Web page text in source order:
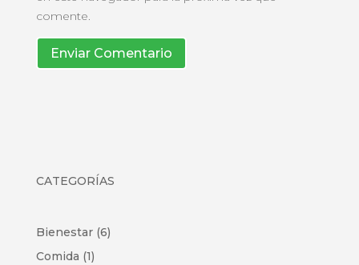
comente.
Enviar Comentario
CATEGORÍAS
Bienestar(6)
Comida (1)